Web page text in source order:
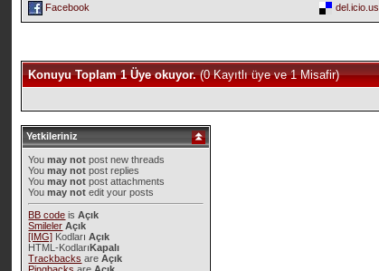
Facebook
del.icio.us
Konuyu Toplam 1 Üye okuyor.(0 Kayıtlı üye ve 1 Misafir)
Yetkileriniz
Youmay not post new threads
Youmay not post replies
Youmay not post attachments
Youmay not edit your posts
BB code isAçık
Smileler Açık
[IMG] KodlarıAçık
HTML-KodlarıKapalı
Trackbacks areAçık